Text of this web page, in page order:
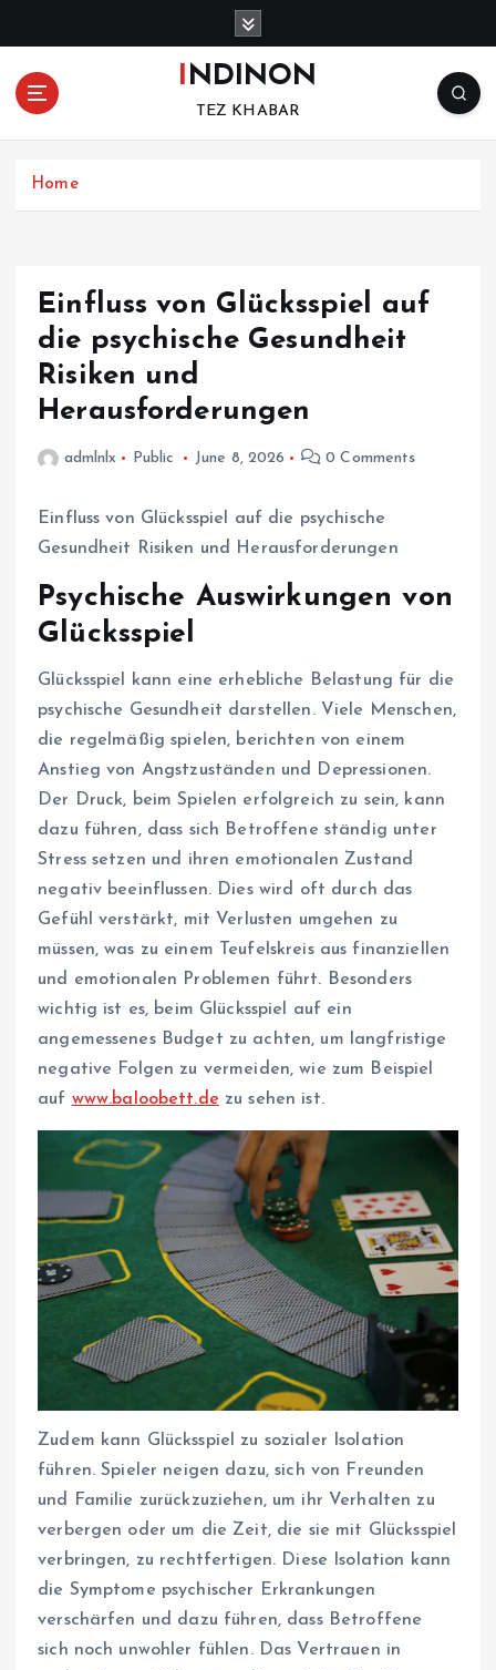
o
INDINON
TEZ KHABAR
Home
Einfluss von Glücksspiel auf
die psychische Gesundheit
Risiken und
Herausforderungen
admlnlx Public June 8, 2026 0 Comments
Einfluss von Glücksspiel auf die psychische
Gesundheit Risiken und Herausforderungen
Psychische Auswirkungen von
Glücksspiel
Glücksspiel kann eine erhebliche Belastung für die
psychische Gesundheit darstellen. Viele Menschen,
die regelmäßig spielen, berichten von einem
Anstieg von Angstzuständen und Depressionen.
Der Druck, beim Spielen erfolgreich zu sein, kann
dazu führen, dass sich Betroffene ständig unter
Stress setzen und ihren emotionalen Zustand
negativ beeinflussen. Dies wird oft durch das
Gefühl verstärkt, mit Verlusten umgehen zu
müssen, was zu einem Teufelskreis aus finanziellen
und emotionalen Problemen führt. Besonders
wichtig ist es, beim Glücksspiel auf ein
angemessenes Budget zu achten, um langfristige
negative Folgen zu vermeiden, wie zum Beispiel
auf www.baloobett.de zu sehen ist.
Zudem kann Glücksspiel zu sozialer Isolation
führen. Spieler neigen dazu, sich von Freunden
und Familie zurückzuziehen, um ihr Verhalten zu
verbergen oder um die Zeit, die sie mit Glücksspiel
verbringen, zu rechtfertigen. Diese Isolation kann
die Symptome psychischer Erkrankungen
verschärfen und dazu führen, dass Betroffene
sich noch unwohler fühlen. Das Vertrauen in